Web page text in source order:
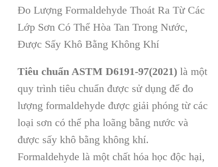
Đo Lượng Formaldehyde Thoát Ra Từ Các
Lớp Sơn Có Thể Hòa Tan Trong Nước,
Được Sấy Khô Bằng Không Khí
Tiêu chuẩn ASTM D6191-97(2021)là một
quy trình tiêu chuẩn được sử dụng để đo
lượng formaldehyde được giải phóng từ các
loại sơn có thể pha loãng bằng nước và
được sấy khô bằng không khí.
Formaldehyde là một chất hóa học độc hại,